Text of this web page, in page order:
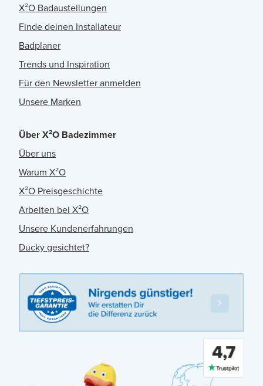
X²O Badaustellungen
Finde deinen Installateur
Badplaner
Trends und Inspiration
Für den Newsletter anmelden
Unsere Marken
Über X²O Badezimmer
Über uns
Warum X²O
X²O Preisgeschichte
Arbeiten bei X²O
Unsere Kundenerfahrungen
Ducky gesichtet?